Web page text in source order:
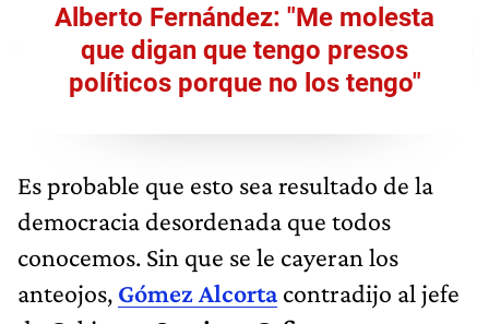
Alberto Fernández: "Me molesta
que digan que tengo presos
políticos porque no los tengo"
Es probable que esto sea resultado de la
democracia desordenada que todos
conocemos. Sin que se le cayeran los
anteojos, Gómez Alcortacontradijo al jefe